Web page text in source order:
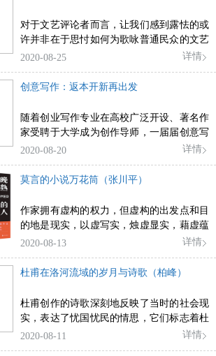
对于文艺评论者而言，让我们感到露怯的或
许并非在于思忖如何为歌咏普通民众的文艺
作品谋得更牢固的庙堂之位，而是在于如何
评中具有社会主义文艺本质的人文内涵。
2020-08-25 详情
创意写作：返本开新再出发
随着创业写作专业在高校广泛开设、著名作
家受聘于大学成为创作导师，一届届创意写
作研究生毕业并走向文坛，创意写作已深刻
2020-08-20 详情
莫言的小说万花筒（张川平）
作家拥有虚构的权力，但虚构的出发点和目
的地是现实，以虚写实，烛虚显实，藉虚蕴
实，借虚映实，这种虚实之间的相互映衬和
2020-08-13 详情
杜甫在洛河流域的岁月与诗歌（柏峰）
杜甫创作的诗歌深刻地反映了当时的社会现
实，表达了忧国忧民的情思，它们标志着杜
甫思想的转折，显示其平民视角的确立与艺
2020-08-11 详情